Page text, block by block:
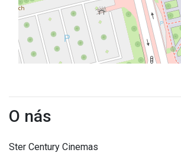
O nás
Ster Century Cinemas